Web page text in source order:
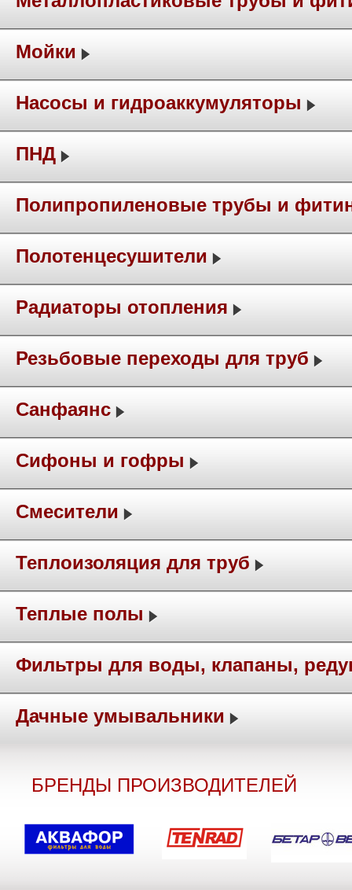
Мойки
Насосы и гидроаккумуляторы
ПНД
Полипропиленовые трубы и
Полотенцесушители
Радиаторы отопления
Резьбовые переходы для труб
Санфаянс
Сифоны и гофры
Смесители
Теплоизоляция для труб
Теплые полы
Фильтры для воды, клапаны,
Дачные умывальники
БРЕНДЫ ПРОИЗВОДИТЕЛЕЙ